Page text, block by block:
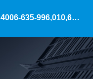
4006-635-996,010,69200960